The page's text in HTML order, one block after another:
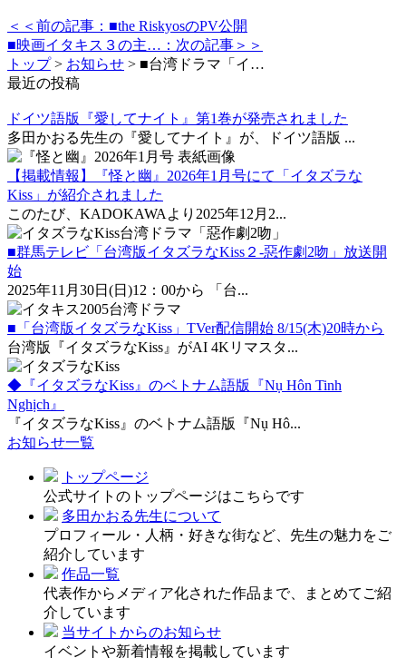
＜＜前の記事：■the RiskyosのPV公開
■映画イタキス３の主…：次の記事＞＞
トップ> お知らせ > ■台湾ドラマ「イ…
最近の投稿
ドイツ語版『愛してナイト』第1巻が発売されました
多田かおる先生の『愛してナイト』が、ドイツ語版 ...
【掲載情報】『怪と幽』2026年1月号にて「イタズラな
Kiss」が紹介されました
このたび、KADOKAWAより2025年12月2...
■群馬テレビ「台湾版イタズラなKiss２-惡作劇2吻」放送開
始
2025年11月30日(日)12：00から 「台...
■「台湾版イタズラなKiss」TVer配信開始 8/15(木)20時から
台湾版『イタズラなKiss』がAI 4Kリマスタ...
◆『イタズラなKiss』のベトナム語版『Nụ Hôn Tinh
Nghịch』
『イタズラなKiss』のベトナム語版『Nụ Hô...
お知らせ一覧
トップページ
公式サイトのトップページはこちらです
多田かおる先生について
プロフィール・人柄・好きな街など、先生の魅力をご
紹介しています
作品一覧
代表作からメディア化された作品まで、まとめてご紹
介しています
当サイトからのお知らせ
イベントや新着情報を掲載しています